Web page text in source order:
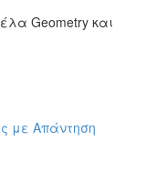
Geometry και
με Απάντηση